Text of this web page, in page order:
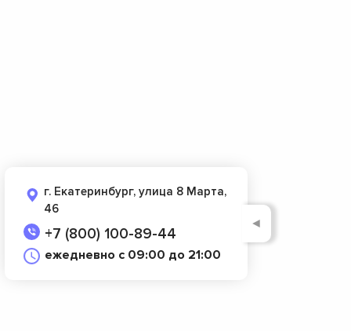
г. Екатеринбург, улица 8 Марта,
46
+7 (800) 100-89-44
ежедневно с 09:00 до 21:00
◄